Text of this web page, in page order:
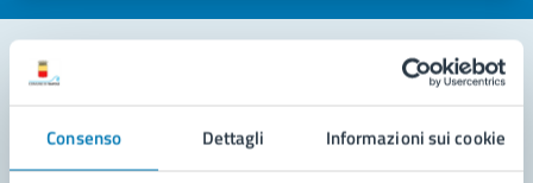
Consenso Dettagli Informazioni sui cookie
Leggi le domande frequenti